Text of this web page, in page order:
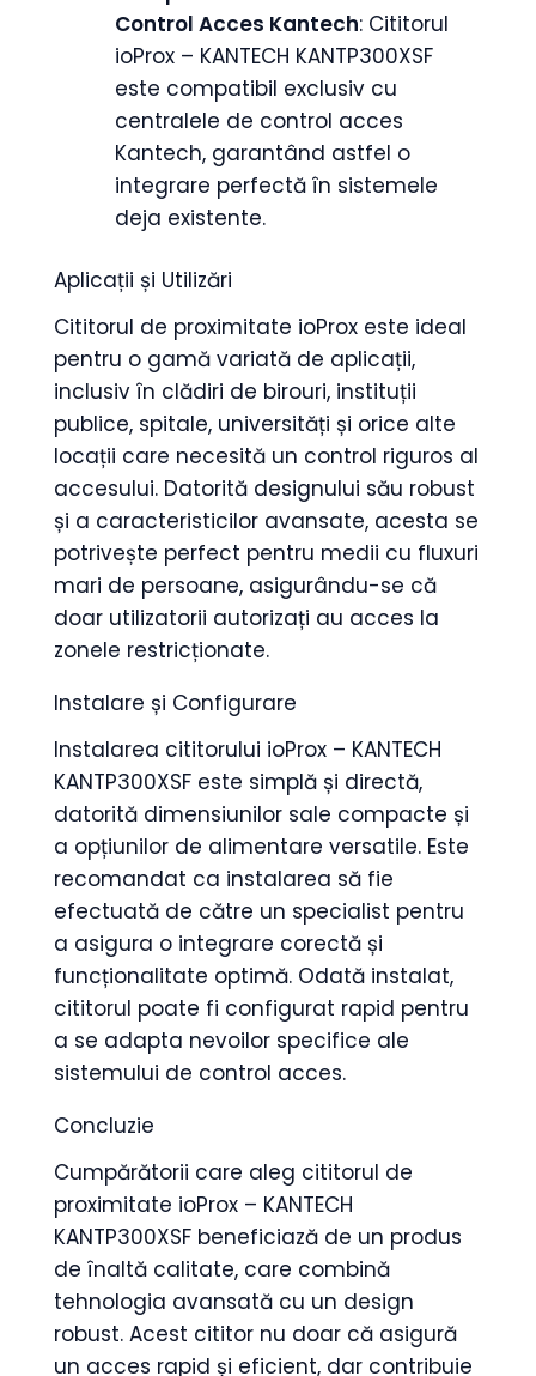
Control Acces Kantech: Cititorul
ioProx – KANTECH KANTP300XSF
este compatibil exclusiv cu
centralele de control acces
Kantech, garantând astfel o
integrare perfectă în sistemele
deja existente.
Aplicații și Utilizări
Cititorul de proximitate ioProx este ideal
pentru o gamă variată de aplicații,
inclusiv în clădiri de birouri, instituții
publice, spitale, universități și orice alte
locații care necesită un control riguros al
accesului. Datorită designului său robust
și a caracteristicilor avansate, acesta se
potrivește perfect pentru medii cu fluxuri
mari de persoane, asigurându-se că
doar utilizatorii autorizați au acces la
zonele restricționate.
Instalare și Configurare
Instalarea cititorului ioProx – KANTECH
KANTP300XSF este simplă și directă,
datorită dimensiunilor sale compacte și
a opțiunilor de alimentare versatile. Este
recomandat ca instalarea să fie
efectuată de către un specialist pentru
a asigura o integrare corectă și
funcționalitate optimă. Odată instalat,
cititorul poate fi configurat rapid pentru
a se adapta nevoilor specifice ale
sistemului de control acces.
Concluzie
Cumpărătorii care aleg cititorul de
proximitate ioProx – KANTECH
KANTP300XSF beneficiază de un produs
de înaltă calitate, care combină
tehnologia avansată cu un design
robust. Acest cititor nu doar că asigură
un acces rapid și eficient, dar contribuie